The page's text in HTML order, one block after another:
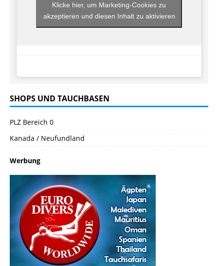
Klicke hier, um Marketing-Cookies zu
akzeptieren und diesen Inhalt zu aktivieren
SHOPS UND TAUCHBASEN
PLZ Bereich 0
Kanada / Neufundland
Werbung